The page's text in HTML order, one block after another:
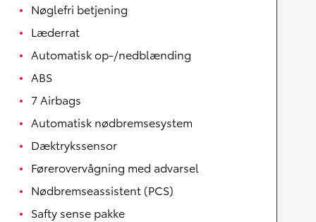
Nøglefri betjening
Læderrat
Automatisk op-/nedblænding
ABS
7 Airbags
Automatisk nødbremsesystem
Dæktrykssensor
Førerovervågning med advarsel
Nødbremseassistent (PCS)
Safty sense pakke